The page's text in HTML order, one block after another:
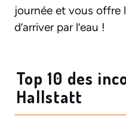
journée et vous offre
d’arriver par l’eau !
Top 10 des
Hallstatt